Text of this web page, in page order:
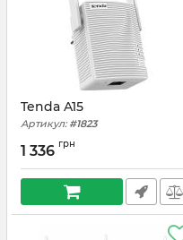
Tenda A15
Артикул: #1823
1 336 грн